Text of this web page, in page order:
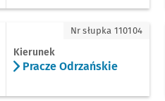
Odrzańskie
Kierunek
Pracze Odrzańskie
Nr słupka 110104